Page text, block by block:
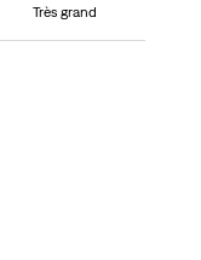
Très grand